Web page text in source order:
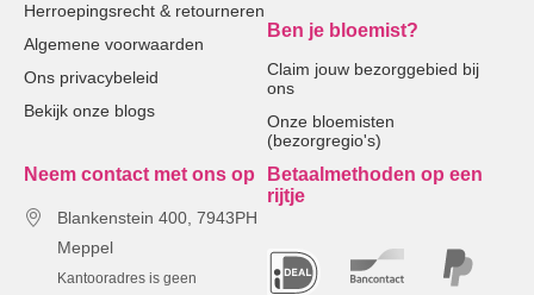
Herroepingsrecht & retourneren
Algemene voorwaarden
Ons privacybeleid
Bekijk onze blogs
Ben je bloemist?
Claim jouw bezorggebied bij
ons
Onze bloemisten
(bezorgregio's)
Neem contact met ons op
Blankenstein 400, 7943PH
Meppel
Kantooradres is geen
Betaalmethoden op een
rijtje